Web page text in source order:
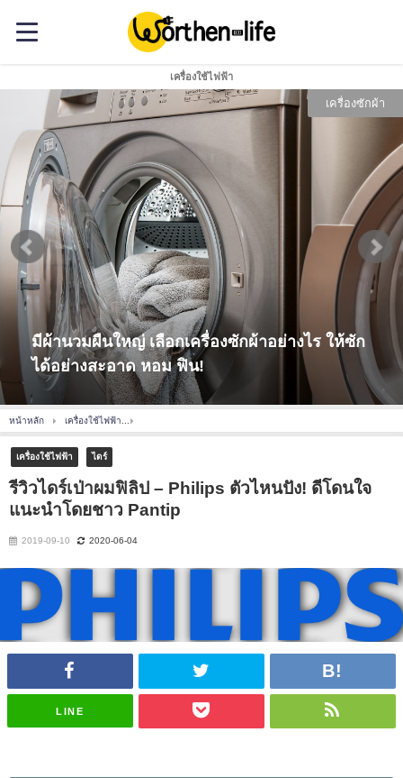
เครื่องใช้ไฟฟ้า
เครื่องซักผ้า
มีผ้านวมผืนใหญ่ เลือกเครื่องซักผ้าอย่างไร ให้ซัก
ได้อย่างสะอาด หอม ฟิน!
หน้าหลัก เครื่องใช้ไฟฟ้า
เครื่องใช้ไฟฟ้า ไดร์
รีวิวไดร์เป่าผมฟิลิป – Philips ตัวไหนปัง! ดีโดนใจ
แนะนำโดยชาว Pantip
2019-09-10 2020-06-04
LINE